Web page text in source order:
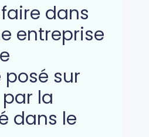
dans
entreprise
posé sur
la
dans le